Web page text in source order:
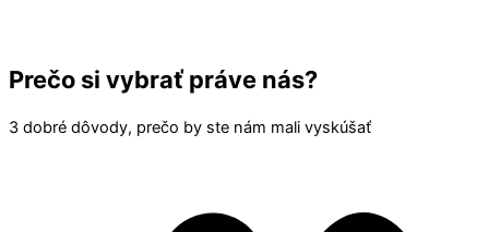
Prečo si vybrať práve nás?
3 dobré dôvody, prečo by ste nám mali vyskúšať